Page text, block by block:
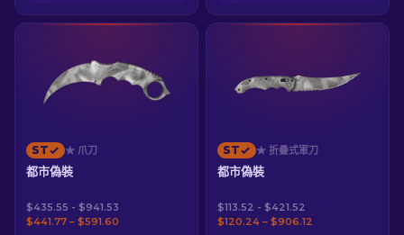
ST ★ 爪刀
都市偽裝
$435.55 - $941.53
$441.77 – $591.60
ST ★ 折疊式軍刀
都市偽裝
$113.52 - $421.52
$120.24 – $906.12